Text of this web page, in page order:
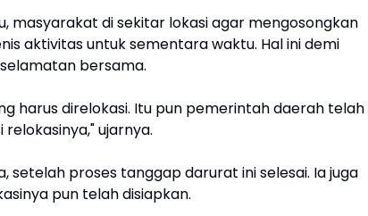
masyarakat di sekitar lokasi agar mengosongkan
aktivitas untuk sementara waktu. Hal ini demi
bersama.
harus direlokasi. Itu pun pemerintah daerah telah
ujarnya.
setelah proses tanggap darurat ini selesai. Ia juga
pun telah disiapkan.